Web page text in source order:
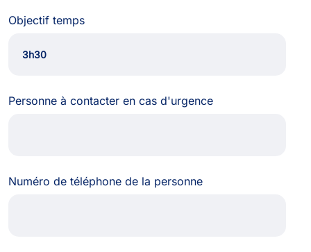
Objectif temps
Personne à contacter en cas d'urgence
Numéro de téléphone de la personne